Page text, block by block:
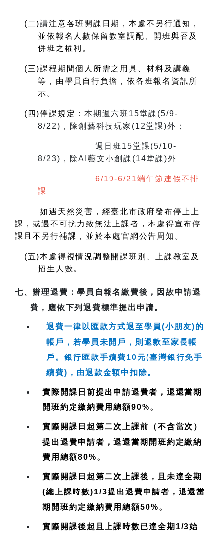
(二)請注意各班開課日期，本處不另行通知，
並依報名人數保留教室調配、開班與否及
併班之權利。
(三)課程期間個人所需之用具、材料及講義
等，由學員自行負擔，依各班報名資訊所
示。
( 四)停課規定： 本期週六班15堂課(5/9-
8/22)，除創藝科技玩家(12堂課)外；
週日班15堂課(5/10-
8/23)，除AI藝文小創課(14堂課)外
6/19-6/21端午節連假不排
課
如遇天然災害，經臺北市政府發布停止上
課，或遇不可抗力致無法上課者，本處得宣布停
課且不另行補課，並於本處官網公告周知。
(五)本處得視情況調整開課班別、上課教室及
招生人數。
七、 辦理退費 ：學員自報名繳費後，因故申請退
費，應依下列退費標準提出申請。
退費一律以匯款方式退至學員(小朋友)的
帳戶，若學員未開戶，則退款至家長帳
戶。銀行匯款手續費10元(臺灣銀行免手
續費)，由退款金額中扣除。
實際開課日前提出申請退費者，退還當期
開班約定繳納費用總額90%。
實際開課日起第二次上課前（不含當次）
提出退費申請者，退還當期開班約定繳納
費用總額80%。
實際開課日起第二次上課後，且未達全期
(總上課時數)1/3提出退費申請者，退還當
期開班約定繳納費用總額50%。
實際開課後起且上課時數已達全期1/3始